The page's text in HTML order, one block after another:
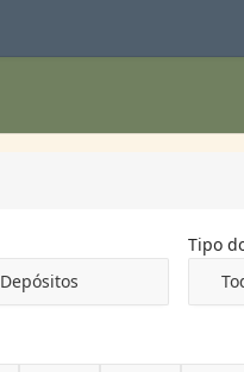
Depósitos
Tipo